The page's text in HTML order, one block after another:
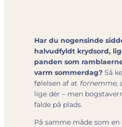
Har du nogensinde
halvudfyldt krydsord,
panden som
varm sommerdag? Så
følelsen af at fornemme,
lige dér – men
falde på plads.
På samme måde som